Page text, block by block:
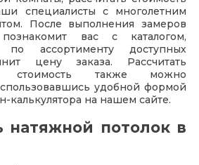
специалисты с многолетним
После выполнения замеров
вас с каталогом,
по ассортименту доступных
цену заказа. Рассчитать
стоимость также можно
удобной формой
калькулятора на нашем сайте.
натяжной потолок в